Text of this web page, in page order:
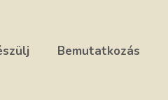
Bemutatkozás